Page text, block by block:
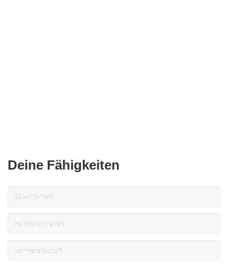
Deine Fähigkeiten
Belastbarkeit
Selbstständigkeit
Lernbereitschaft